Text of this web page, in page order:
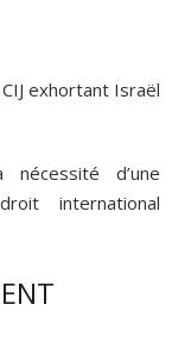
exhortant Israël
d’une
international